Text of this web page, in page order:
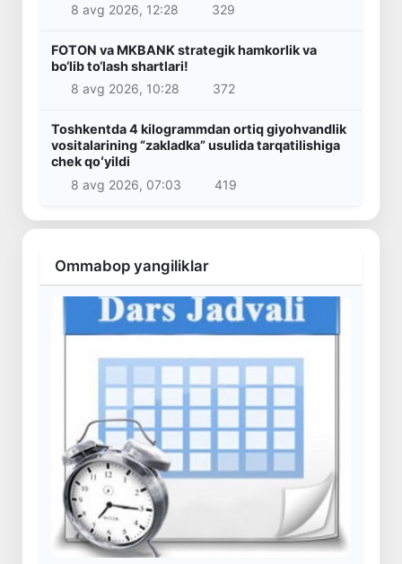
8 avg 2026, 12:28
329
FOTON va MKBANK strategik hamkorlik va
bo‘lib to‘lash shartlari!
8 avg 2026, 10:28
372
Toshkentda 4 kilogrammdan ortiq giyohvandlik
vositalarining “zakladka” usulida tarqatilishiga
chek qoʻyildi
8 avg 2026, 07:03
419
Ommabop yangiliklar